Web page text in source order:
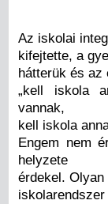
Az iskolai
kifejtette, a
hátterük és az
„kell iskola
vannak,
kell iskola
Engem nem
helyzete
érdekel.